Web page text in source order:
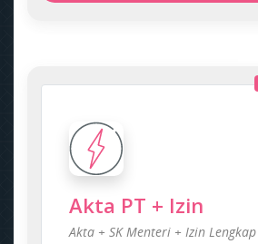
Akta PT + Izin
Akta + SK Menteri + Izin Lengkap